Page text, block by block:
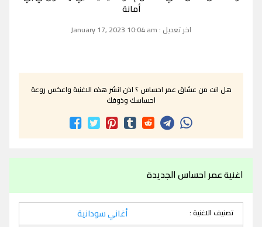
أمانة
اخر تعديل : January 17, 2023 10:04 am
هل انت من عشاق عمر احساس ؟ اذن انشر هذه الاغنية واعكس روعة
احساسك وذوقك
اغنية عمر احساس الجديدة
تصنيف الاغنية : أغاني سودانية